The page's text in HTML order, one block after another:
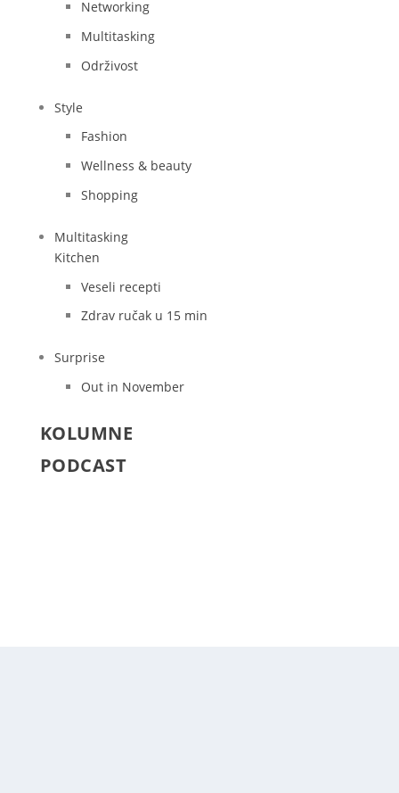
Networking
Multitasking
Održivost
Style
Fashion
Wellness & beauty
Shopping
Multitasking
Kitchen
Veseli recepti
Zdrav ručak u 15 min
Surprise
Out in November
KOLUMNE
PODCAST